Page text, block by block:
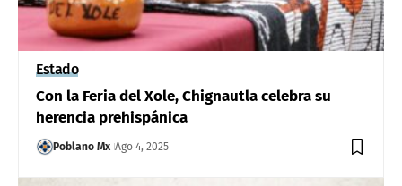
Estado
Con la Feria del Xole, Chignautla celebra su
herencia prehispánica
Poblano Mx Ago 4, 2025